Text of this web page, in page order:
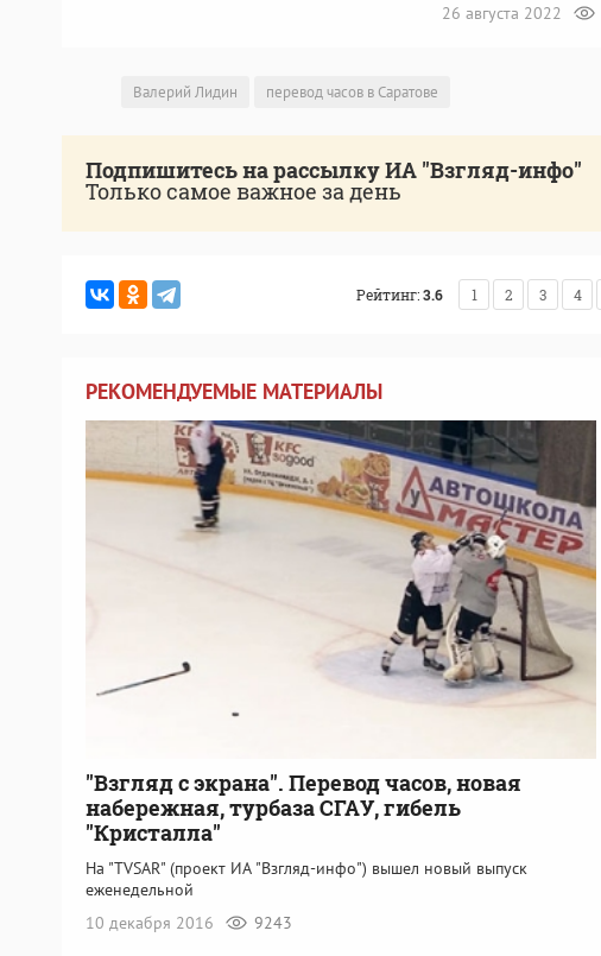
26 августа 2022
Валерий Лидин перевод часов в Саратове
Подпишитесь на рассылку ИА "Взгляд-инфо"
Только самое важное за день
Рейтинг:3.6 1 2 3 4
РЕКОМЕНДУЕМЫЕ МАТЕРИАЛЫ
"Взгляд с экрана". Перевод часов, новая
набережная, турбаза СГАУ, гибель
"Кристалла"
На "TVSAR" (проект ИА "Взгляд-инфо") вышел новый выпуск
еженедельной
10 декабря 2016
9243